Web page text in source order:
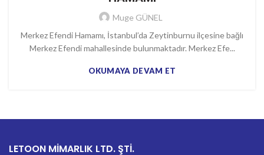
Muge GÜNEL
Merkez Efendi Hamamı, İstanbul’da Zeytinburnu ilçesine bağlı
Merkez Efendi mahallesinde bulunmaktadır. Merkez Efe...
OKUMAYA DEVAM ET
LETOON MİMARLIK LTD. ŞTİ.